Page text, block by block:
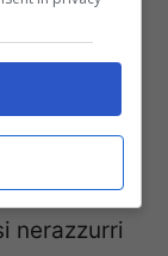
Juve
l’Inter,
nerazzurri